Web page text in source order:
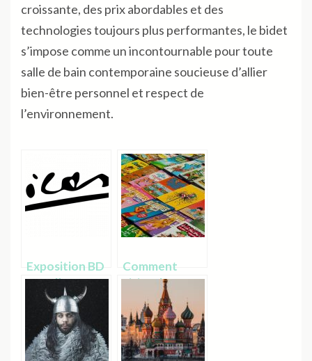
croissante, des prix abordables et des
technologies toujours plus performantes, le bidet
s’impose comme un incontournable pour toute
salle de bain contemporaine soucieuse d’allier
bien-être personnel et respect de
l’environnement.
Exposition BD
pour l’année
2020
Comment
visiter les
principaux
magasin de BD
à Bruxelles